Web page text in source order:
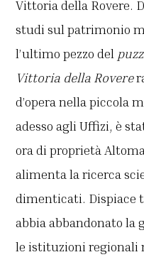
Vittoria della Rovere.
studi sul patrimonio
l’ultimo pezzo del
Vittoria della Rovere
d’opera nella piccola
adesso agli Uffizi, è
ora di proprietà
alimenta la ricerca
dimenticati. Dispiace
abbia abbandonato la
le istituzioni regionali